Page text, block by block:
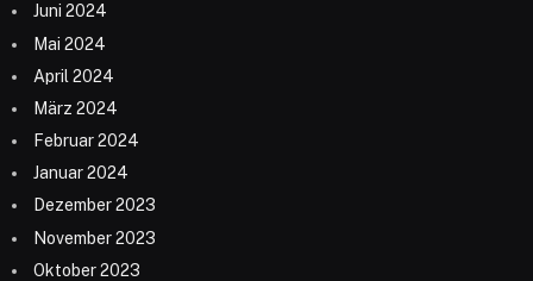
Juni 2024
Mai 2024
April 2024
März 2024
Februar 2024
Januar 2024
Dezember 2023
November 2023
Oktober 2023